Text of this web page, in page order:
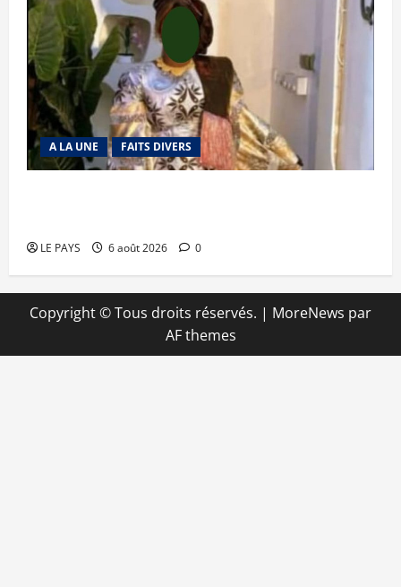
A LA UNE FAITS DIVERS
LE PAYS 6 août 2026 0
Copyright © Tous droits réservés. | MoreNews par
AF themes